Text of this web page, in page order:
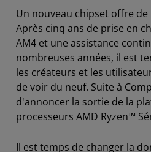
Un nouveau chipset offre
Après cinq ans de prise en
AM4 et une assistance
nombreuses années, il est
les créateurs et les
de voir du neuf. Suite à
d'annoncer la sortie de la
processeurs AMD Ryzen™
Il est temps de changer la